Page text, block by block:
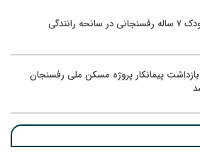
رانندگی
پیمانکار پروژه مسکن ملی رفسنجان